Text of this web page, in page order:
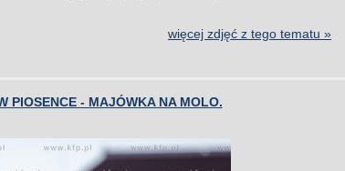
więcej zdjęć z tego tematu »
PIOSENCE - MAJÓWKA NA MOLO.